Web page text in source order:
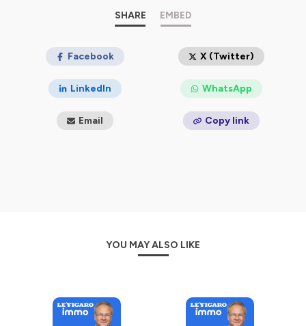
SHARE EMBED
Facebook X (Twitter)
LinkedIn WhatsApp
Email Copy link
YOU MAY ALSO LIKE